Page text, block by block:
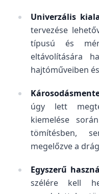
Univerzális
tervezése
típusú és
eltávolítására
hajtóműveiben
úgy lett
kiemelése
tömítésben,
megelőzve a
Egyszerű
szélére kell